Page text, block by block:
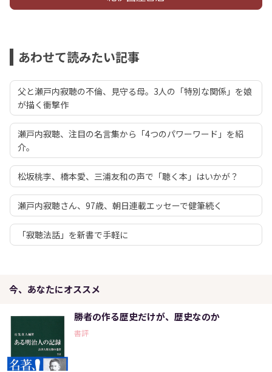
あわせて読みたい記事
父と瀬戸内寂聴の不倫、見守る母。3人の「特別な関係」を娘
が描く衝撃作
瀬戸内寂聴、注目の名言集から「4つのパワーワード」を紹
介。
松坂桃李、橋本愛、三浦友和の声で「聴く本」はいかが？
瀬戸内寂聴さん、97歳、朝日連載エッセーで健筆続く
「寂聴法話」を新書で手軽に
今、あなたにオススメ
勝者の作る歴史だけが、歴史なのか
書評